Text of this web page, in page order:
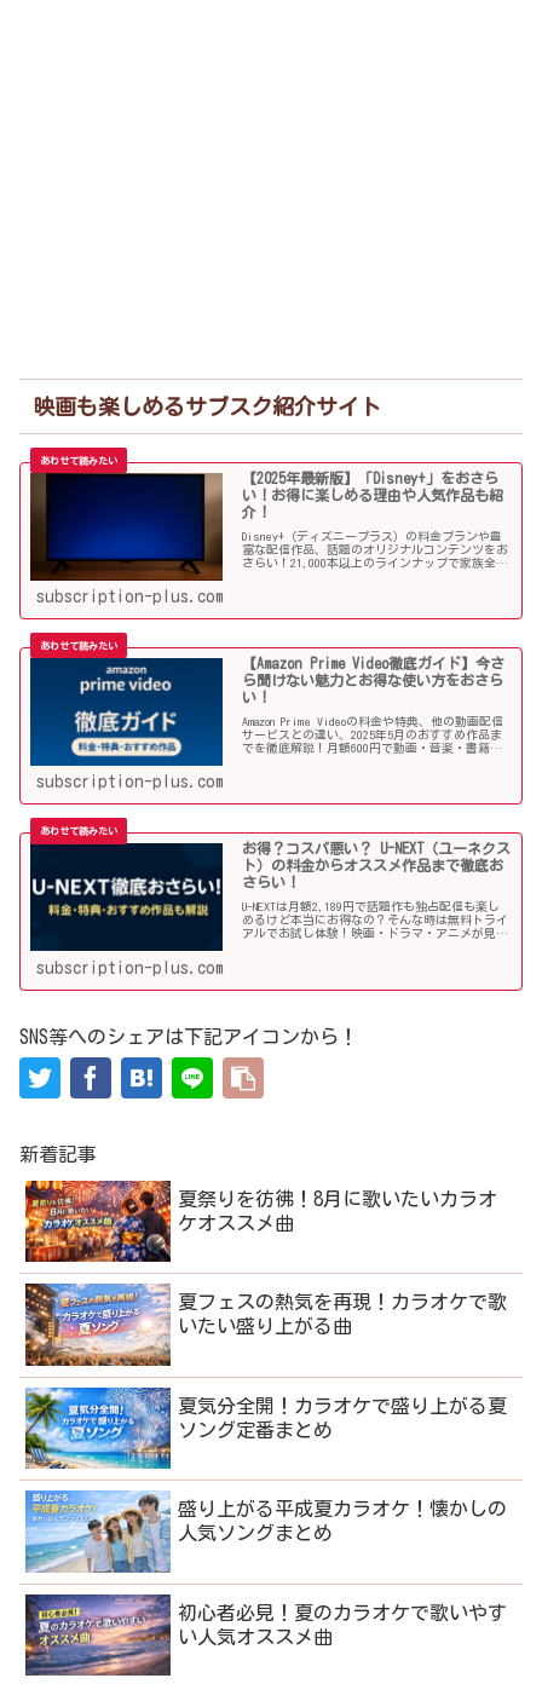
映画も楽しめるサブスク紹介サイト
【2025年最新版】「Disney+」をおさら
い！お得に楽しめる理由や人気作品も紹
介！
Disney+（ディズニープラス）の料金プランや豊
富な配信作品、話題のオリジナルコンテンツをお
さらい！21,000本以上のラインナップで家族全員
subscription-plus.com
【Amazon Prime Video徹底ガイド】今さ
ら聞けない魅力とお得な使い方をおさら
い！
Amazon Prime Videoの料金や特典、他の動画配信
サービスとの違い、2025年5月のおすすめ作品ま
でを徹底解説！月額600円で動画・音楽・書籍ま
subscription-plus.com
お得？コスパ悪い？ U-NEXT（ユーネクス
ト）の料金からオススメ作品まで徹底お
さらい！
U-NEXTは月額2,189円で話題作も独占配信も楽し
めるけど本当にお得なの？そんな時は無料トライ
アルでお試し体験！映画・ドラマ・アニメが見放
subscription-plus.com
SNS等へのシェアは下記アイコンから！
新着記事
夏祭りを彷彿！8月に歌いたいカラオ
ケオススメ曲
夏フェスの熱気を再現！カラオケで歌
いたい盛り上がる曲
夏気分全開！カラオケで盛り上がる夏
ソング定番まとめ
盛り上がる平成夏カラオケ！懐かしの
人気ソングまとめ
初心者必見！夏のカラオケで歌いやす
い人気オススメ曲